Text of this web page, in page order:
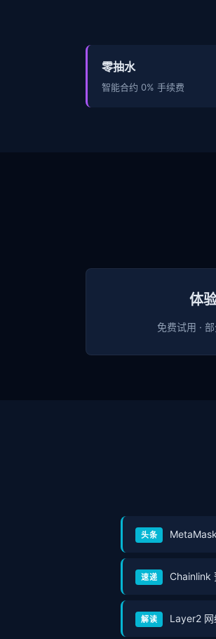
零抽水
智能合约 0% 手续费
体
免费试用 ·
头条
速递 Chainlink
解读 Layer2 网